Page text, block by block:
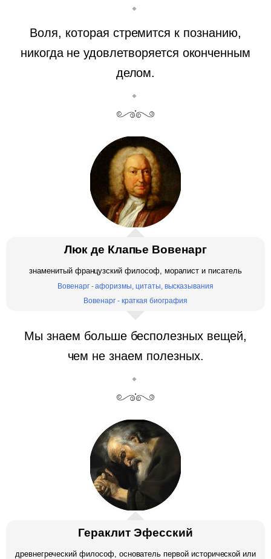
Воля, которая стремится к познанию,
никогда не удовлетворяется оконченным
делом.
Люк де Клапье Вовенарг
знаменитый французский философ, моралист и писатель
Вовенарг - афоризмы, цитаты, высказывания
Вовенарг - краткая биография
Мы знаем больше бесполезных вещей,
чем не знаем полезных.
Гераклит Эфесский
древнегреческий философ, основатель первой исторической или